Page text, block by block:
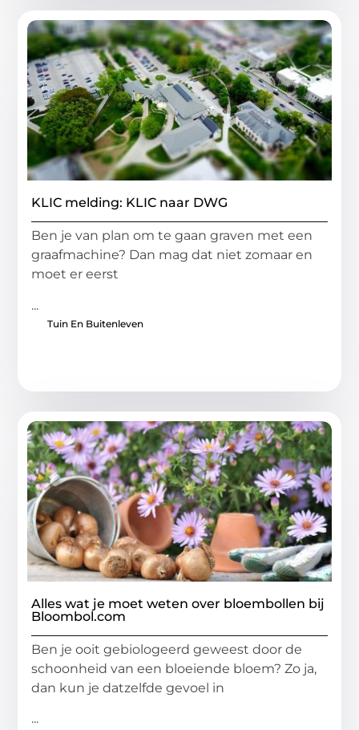
KLIC melding: KLIC naar DWG
Ben je van plan om te gaan graven met een
graafmachine? Dan mag dat niet zomaar en
moet er eerst
...
Tuin En Buitenleven
Alles wat je moet weten over bloembollen bij
Bloombol.com
Ben je ooit gebiologeerd geweest door de
schoonheid van een bloeiende bloem? Zo ja,
dan kun je datzelfde gevoel in
...